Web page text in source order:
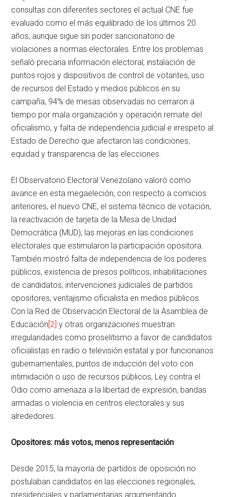
consultas con diferentes sectores el actual CNE fue
evaluado como el más equilibrado de los últimos 20
años, aunque sigue sin poder sancionatorio de
violaciones a normas electorales. Entre los problemas
señaló precaria información electoral, instalación de
puntos rojos y dispositivos de control de votantes, uso
de recursos del Estado y medios públicos en su
campaña, 94% de mesas observadas no cerraron a
tiempo por mala organización y operación remate del
oficialismo, y falta de independencia judicial e irrespeto al
Estado de Derecho que afectaron las condiciones,
equidad y transparencia de las elecciones.
El Observatorio Electoral Venezolano valoró como
avance en esta megaeleción, con respecto a comicios
anteriores, el nuevo CNE, el sistema técnico de votación,
la reactivación de tarjeta de la Mesa de Unidad
Democrática (MUD), las mejoras en las condiciones
electorales que estimularon la participación opositora.
También mostró falta de independencia de los poderes
públicos, existencia de presos políticos, inhabilitaciones
de candidatos, intervenciones judiciales de partidos
opositores, ventajismo oficialista en medios públicos.
Con la Red de Observación Electoral de la Asamblea de
Educación [2] y otras organizaciones muestran
irregularidades como proselitismo a favor de candidatos
oficialistas en radio o televisión estatal y por funcionarios
gubernamentales, puntos de inducción del voto con
intimidación o uso de recursos públicos, Ley contra el
Odio como amenaza a la libertad de expresión, bandas
armadas o violencia en centros electorales y sus
alrededores.
Opositores: más votos,menos representación
Desde 2015, la mayoría de partidos de oposición no
postulaban candidatos en las elecciones regionales,
presidenciales y parlamentarias argumentando